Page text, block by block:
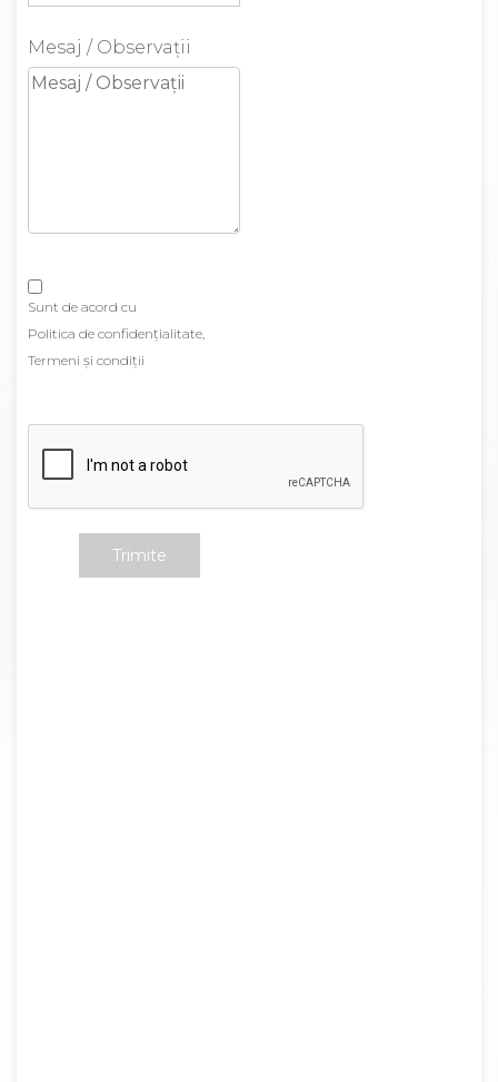
Mesaj / Observații
Sunt de acord cu
Politica de confidenţialitate
Termeni şi condiţii
Trimite